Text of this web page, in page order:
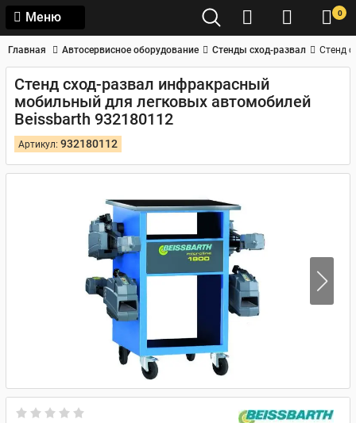
Меню 0
Главная Автосервисное оборудование Стенды сход-развал Стенд
Стенд сход-развал инфракрасный
мобильный для легковых автомобилей
Beissbarth 932180112
Артикул: 932180112